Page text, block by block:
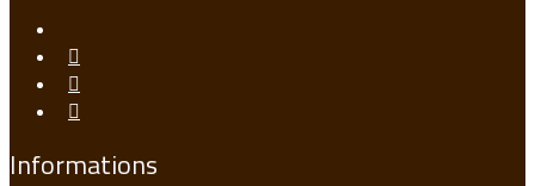
Informations